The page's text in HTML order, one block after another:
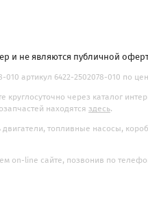
и не являются публичной
артикул 6422-2502078-010 по
круглосуточно через каталог
находятся здесь.
двигатели, топливные насосы,
on-line сайте, позвонив по